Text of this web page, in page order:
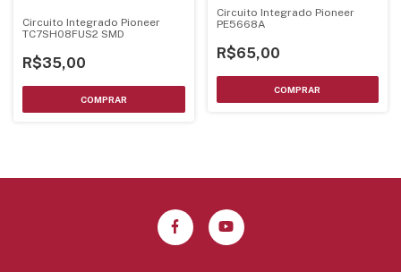
Circuito Integrado Pioneer
TC7SH08FUS2 SMD
R$35,00
Circuito Integrado Pioneer
PE5668A
R$65,00